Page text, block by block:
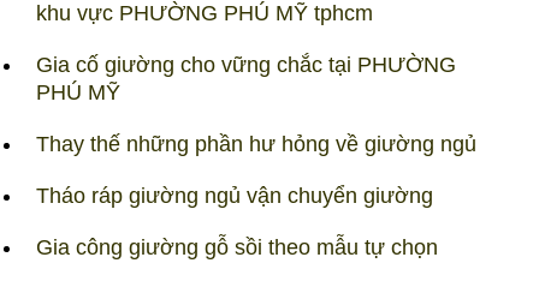
khu vực PHƯỜNG PHÚ MỸ tphcm
Gia cố giường cho vững chắc tại PHƯỜNG
PHÚ MỸ
Thay thế những phần hư hỏng về giường ngủ
Tháo ráp giường ngủ vận chuyển giường
Gia công giường gỗ sồi theo mẫu tự chọn